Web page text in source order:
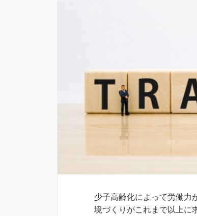
少子高齢化によって労働力
境づくりがこれまで以上に